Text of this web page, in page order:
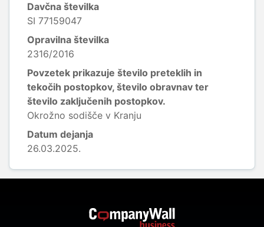
Davčna številka
SI 77159047
Opravilna številka
2316/2016
Povzetek prikazuje število preteklih in
tekočih postopkov, število obravnav ter
število zaključenih postopkov.
Okrožno sodišče v Kranju
Datum dejanja
26.03.2025.